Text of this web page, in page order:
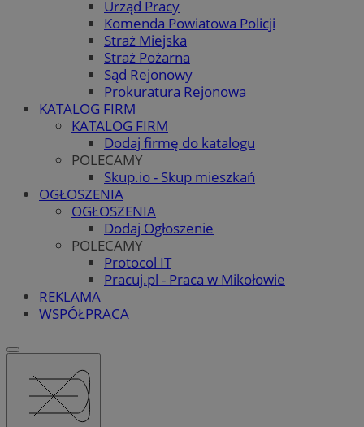
Urząd Pracy
Komenda Powiatowa Policji
Straż Miejska
Straż Pożarna
Sąd Rejonowy
Prokuratura Rejonowa
KATALOG FIRM
KATALOG FIRM
Dodaj firmę do katalogu
POLECAMY
Skup.io - Skup mieszkań
OGŁOSZENIA
OGŁOSZENIA
Dodaj Ogłoszenie
POLECAMY
Protocol IT
Pracuj.pl - Praca w Mikołowie
REKLAMA
WSPÓŁPRACA